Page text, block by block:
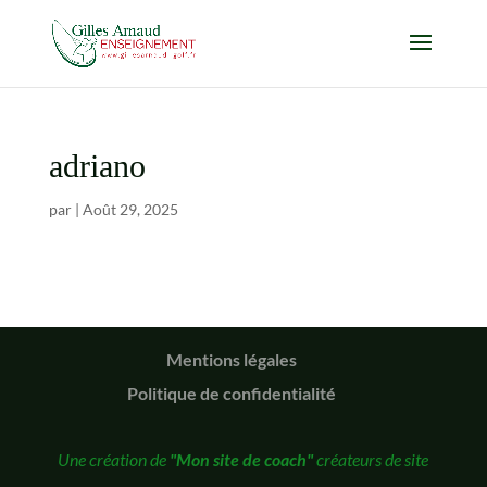
adriano
par | Août 29, 2025
Mentions légales
Politique de confidentialité
Une création de "Mon site de coach"créateurs de site